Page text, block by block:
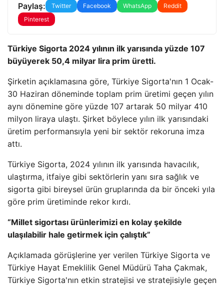
Paylaş: Twitter Facebook WhatsApp
Reddit
Pinterest
Türkiye Sigorta 2024 yılının ilk yarısında yüzde 107
büyüyerek 50,4 milyar lira prim üretti.
Şirketin açıklamasına göre, Türkiye Sigorta'nın 1 Ocak-
30 Haziran döneminde toplam prim üretimi geçen yılın
aynı dönemine göre yüzde 107 artarak 50 milyar 410
milyon liraya ulaştı. Şirket böylece yılın ilk yarısındaki
üretim performansıyla yeni bir sektör rekoruna imza
attı.
Türkiye Sigorta, 2024 yılının ilk yarısında havacılık,
ulaştırma, itfaiye gibi sektörlerin yanı sıra sağlık ve
sigorta gibi bireysel ürün gruplarında da bir önceki yıla
göre prim üretiminde rekor kırdı.
“Millet sigortası ürünlerimizi en kolay şekilde
ulaşılabilir hale getirmek için çalıştık”
Açıklamada görüşlerine yer verilen Türkiye Sigorta ve
Türkiye Hayat Emeklilik Genel Müdürü Taha Çakmak,
Türkiye Sigorta'nın etkin stratejisi ve stratejisiyle geçen